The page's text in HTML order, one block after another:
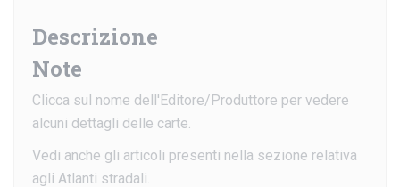
Descrizione
Note
Clicca sul nome dell'Editore/Produttore per vedere
alcuni dettagli delle carte.
Vedi anche gli articoli presenti nella sezione relativa
agli Atlanti stradali.